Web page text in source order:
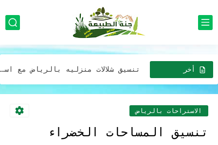
أخر
الاخبار
تنسيق شلالات منزليه بالرياض مع استخدام الإضاءة لتحسين جمالية الشلال
تصميم مظلة خارجية مع ديكورات حدائق جلسات خارجية بالرياض
الاستراحات بالرياض
تنسيق المساحات الخضراء